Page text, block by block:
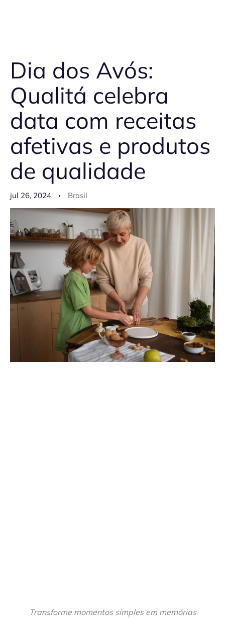
Dia dos Avós:
Qualitá celebra
data com receitas
afetivas e produtos
de qualidade
jul 26, 2024 Brasil
Transforme momentos simples em memórias